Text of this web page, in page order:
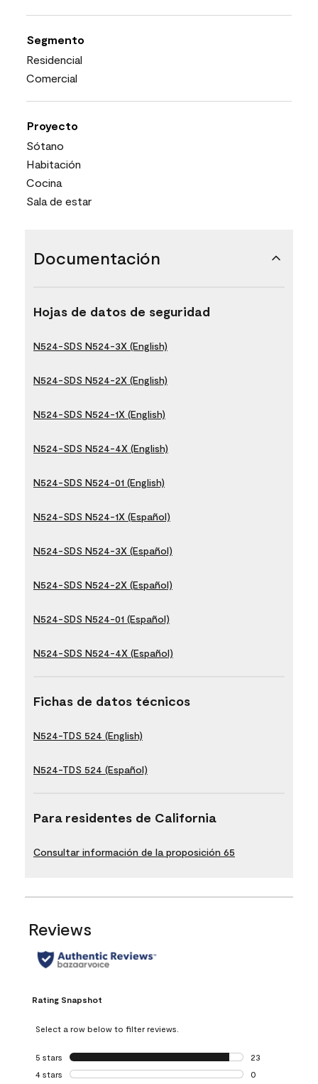
Segmento
Residencial
Comercial
Proyecto
Sótano
Habitación
Cocina
Sala de estar
Documentación
Hojas de datos de seguridad
N524-SDS N524-3X (English)
N524-SDS N524-2X (English)
N524-SDS N524-1X (English)
N524-SDS N524-4X (English)
N524-SDS N524-01 (English)
N524-SDS N524-1X (Español)
N524-SDS N524-3X (Español)
N524-SDS N524-2X (Español)
N524-SDS N524-01 (Español)
N524-SDS N524-4X (Español)
Fichas de datos técnicos
N524-TDS 524 (English)
N524-TDS 524 (Español)
Para residentes de California
Consultar información de la proposición 65
Reviews
Rating Snapshot
Select a row below to filter reviews.
5 stars stars
23
23 reviews with
4 stars stars
0